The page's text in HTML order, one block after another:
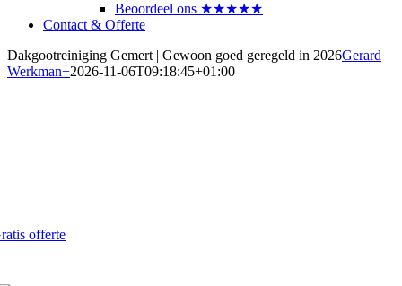
Beoordeel ons ★★★★★
Contact & Offerte
Dakgootreiniging Gemert | Gewoon goed geregeld in 2026Gerard
Werkman+2026-11-06T09:18:45+01:00
offerte